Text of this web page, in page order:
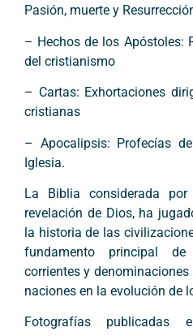
Pasión, muerte y
– Hechos de los Apóstoles:
del cristianismo
– Cartas: Exhortaciones
cristianas
– Apocalipsis: Profecías
Iglesia.
La Biblia considerada
revelación de Dios, ha
la historia de las
fundamento principal
corrientes y
naciones en la evolución de
Fotografías publicadas